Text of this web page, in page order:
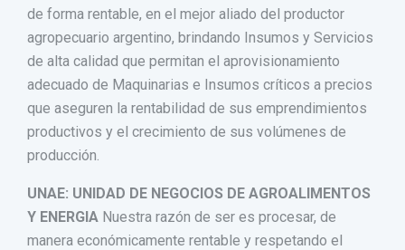
de forma rentable, en el mejor aliado del productor
agropecuario argentino, brindando Insumos y Servicios
de alta calidad que permitan el aprovisionamiento
adecuado de Maquinarias e Insumos críticos a precios
que aseguren la rentabilidad de sus emprendimientos
productivos y el crecimiento de sus volúmenes de
producción.
UNAE: UNIDAD DE NEGOCIOS DE AGROALIMENTOS
Y ENERGIA Nuestra razón de ser es procesar, de
manera económicamente rentable y respetando el